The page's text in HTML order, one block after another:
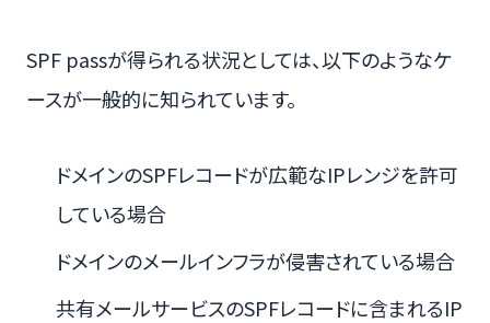
SPF passが得られる状況としては、以下のようなケ
ースが一般的に知られています。
ドメインのSPFレコードが広範なIPレンジを許可
している場合
ドメインのメールインフラが侵害されている場合
共有メールサービスのSPFレコードに含まれるIP